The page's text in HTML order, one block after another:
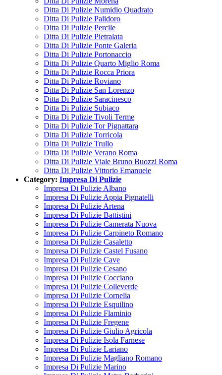
Ditta Di Pulizie Numidio Quadrato
Ditta Di Pulizie Palidoro
Ditta Di Pulizie Percile
Ditta Di Pulizie Pietralata
Ditta Di Pulizie Ponte Galeria
Ditta Di Pulizie Portonaccio
Ditta Di Pulizie Quarto Miglio Roma
Ditta Di Pulizie Rocca Priora
Ditta Di Pulizie Roviano
Ditta Di Pulizie San Lorenzo
Ditta Di Pulizie Saracinesco
Ditta Di Pulizie Subiaco
Ditta Di Pulizie Tivoli Terme
Ditta Di Pulizie Tor Pignattara
Ditta Di Pulizie Torricola
Ditta Di Pulizie Trullo
Ditta Di Pulizie Verano Roma
Ditta Di Pulizie Viale Bruno Buozzi Roma
Ditta Di Pulizie Vittorio Emanuele
Category: Impresa Di Pulizie
Impresa Di Pulizie Albano
Impresa Di Pulizie Appia Pignatelli
Impresa Di Pulizie Artena
Impresa Di Pulizie Battistini
Impresa Di Pulizie Camerata Nuova
Impresa Di Pulizie Carpineto Romano
Impresa Di Pulizie Casaletto
Impresa Di Pulizie Castel Fusano
Impresa Di Pulizie Cave
Impresa Di Pulizie Cesano
Impresa Di Pulizie Cocciano
Impresa Di Pulizie Colleverde
Impresa Di Pulizie Cornelia
Impresa Di Pulizie Esquilino
Impresa Di Pulizie Flaminio
Impresa Di Pulizie Fregene
Impresa Di Pulizie Giulio Agricola
Impresa Di Pulizie Isola Farnese
Impresa Di Pulizie Lariano
Impresa Di Pulizie Magliano Romano
Impresa Di Pulizie Marino